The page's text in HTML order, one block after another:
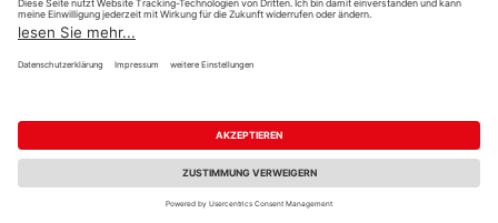
WhatsApp
Versand
Impressum AGB Widerruf
Datenschutz
Reservierungsbedingungen
Vertrag widerrufen